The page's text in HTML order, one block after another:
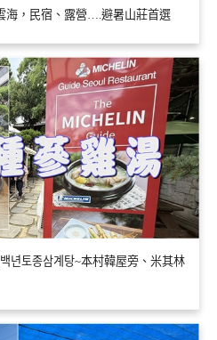
海，民宿、露營….避暑山莊首選
년토종삼계탕~本村韓屋旁、米其林